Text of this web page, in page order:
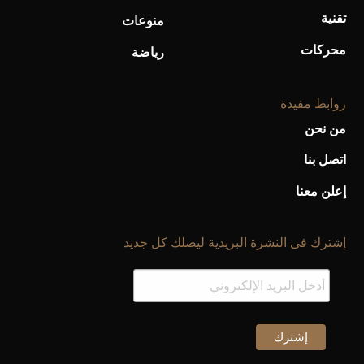
تقنية
محركات
منوعات
رياضة
روابط مفيدة
من نحن
اتصل بنا
إعلن معنا
إشترك فى النشرة البريدية ليصلك كل جديد